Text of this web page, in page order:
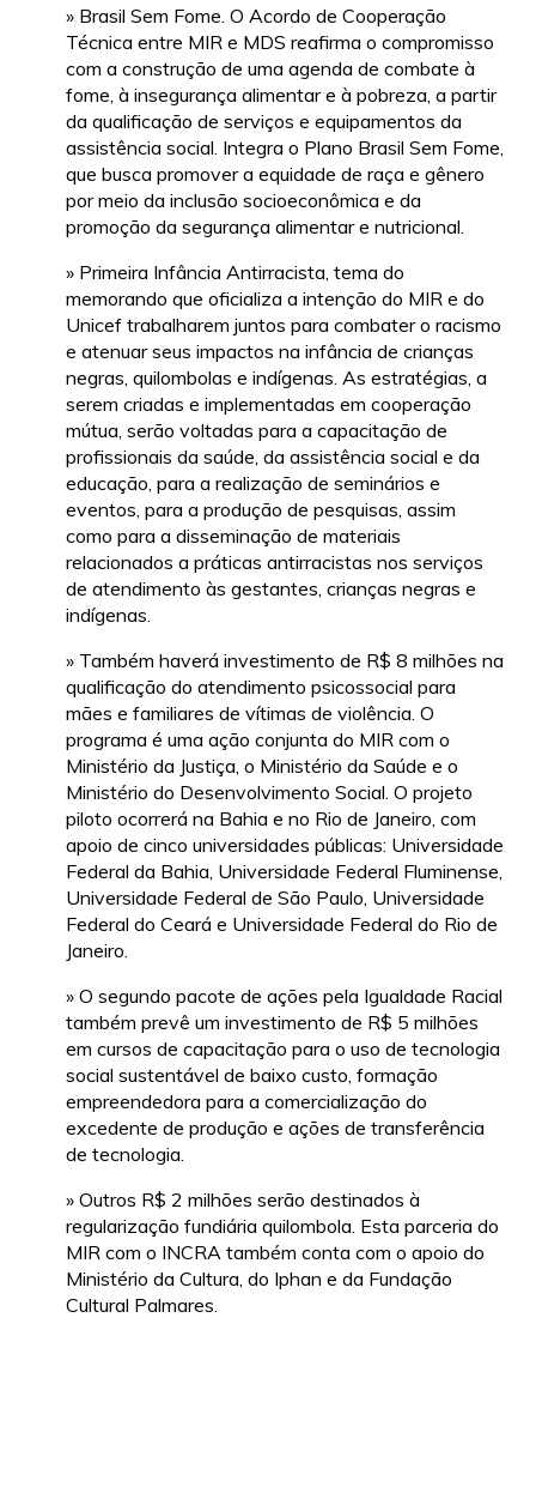
» Brasil Sem Fome. O Acordo de Cooperação
Técnica entre MIR e MDS reafirma o compromisso
com a construção de uma agenda de combate à
fome, à insegurança alimentar e à pobreza, a partir
da qualificação de serviços e equipamentos da
assistência social. Integra o Plano Brasil Sem Fome,
que busca promover a equidade de raça e gênero
por meio da inclusão socioeconômica e da
promoção da segurança alimentar e nutricional.
» Primeira Infância Antirracista, tema do
memorando que oficializa a intenção do MIR e do
Unicef trabalharem juntos para combater o racismo
e atenuar seus impactos na infância de crianças
negras, quilombolas e indígenas. As estratégias, a
serem criadas e implementadas em cooperação
mútua, serão voltadas para a capacitação de
profissionais da saúde, da assistência social e da
educação, para a realização de seminários e
eventos, para a produção de pesquisas, assim
como para a disseminação de materiais
relacionados a práticas antirracistas nos serviços
de atendimento às gestantes, crianças negras e
indígenas.
» Também haverá investimento de R$ 8 milhões na
qualificação do atendimento psicossocial para
mães e familiares de vítimas de violência. O
programa é uma ação conjunta do MIR com o
Ministério da Justiça, o Ministério da Saúde e o
Ministério do Desenvolvimento Social. O projeto
piloto ocorrerá na Bahia e no Rio de Janeiro, com
apoio de cinco universidades públicas: Universidade
Federal da Bahia, Universidade Federal Fluminense,
Universidade Federal de São Paulo, Universidade
Federal do Ceará e Universidade Federal do Rio de
Janeiro.
» O segundo pacote de ações pela Igualdade Racial
também prevê um investimento de R$ 5 milhões
em cursos de capacitação para o uso de tecnologia
social sustentável de baixo custo, formação
empreendedora para a comercialização do
excedente de produção e ações de transferência
de tecnologia.
» Outros R$ 2 milhões serão destinados à
regularização fundiária quilombola. Esta parceria do
MIR com o INCRA também conta com o apoio do
Ministério da Cultura, do Iphan e da Fundação
Cultural Palmares.